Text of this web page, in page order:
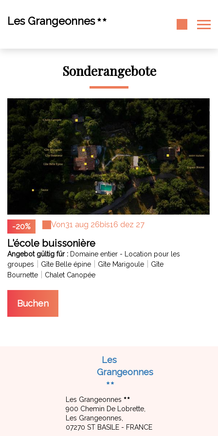
Les Grangeonnes
Sonderangebote
-20% Von31 aug 26bis16 dez 27
L'école buissonière
Angebot gültig für : Domaine entier - Location pour les
groupes
Gîte Belle épine Gîte Marigoule
Gîte
Bournette
Chalet Canopée
Buchen
Les
Grangeonnes
Les Grangeonnes
900 Chemin De Lobrette,
Les Grangeonnes,
07270 ST BASILE - FRANCE